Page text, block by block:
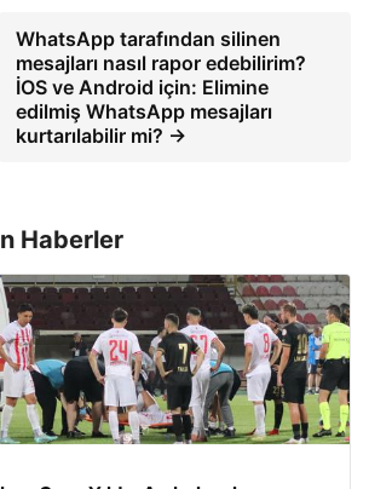
WhatsApp tarafından silinen
mesajları nasıl rapor edebilirim?
İOS ve Android için: Elimine
edilmiş WhatsApp mesajları
kurtarılabilir mi? →
Haberler